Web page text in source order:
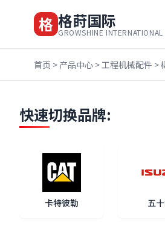
格 格莳国际
GROWSHINE INTERNATIONAL
首页 > 产品中心 >工程机械配件 >
快速切换品牌:
卡特彼勒 五